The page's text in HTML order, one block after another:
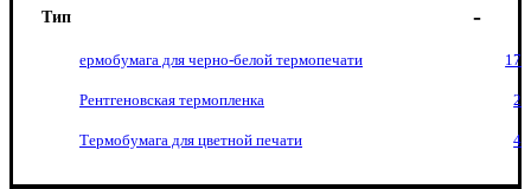
Тип
ермобумага для черно-белой термопечати 17
Рентгеновская термопленка 2
Термобумага для цветной печати 4